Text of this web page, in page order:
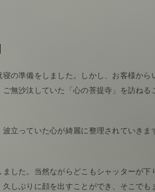
の準備をしました。しかし、お客様から
無沙汰していた「心の菩提寺」を訪ねる
立っていた心が綺麗に整理されていきま
した。当然ながらどこもシャッターが下
しぶりに顔を出すことができ、そこでも